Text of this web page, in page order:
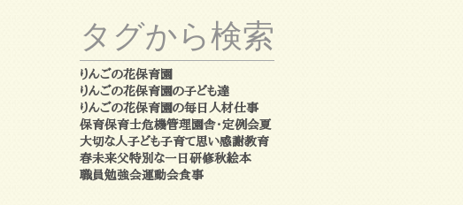
タグから検索
りんごの花保育園
りんごの花保育園の子ども達
りんごの花保育園の毎日 人材仕事
保育保育士危機管理園舎・定例会夏
大切な人子ども子育て思い感謝教育
春未来父特別な一日研修秋絵本
職員勉強会運動会食事